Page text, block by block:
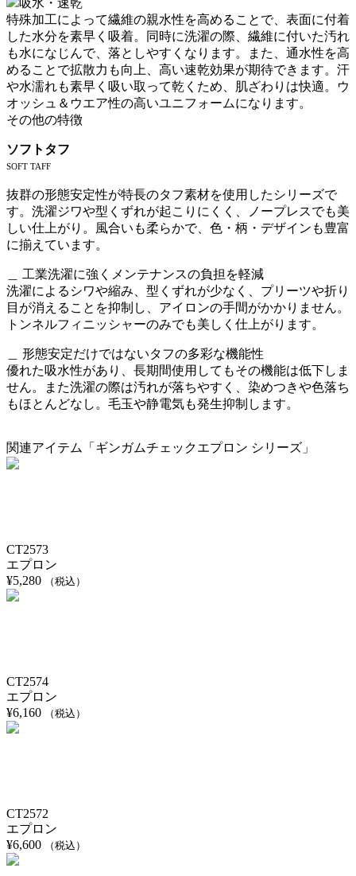
特殊加工によって繊維の親水性を高めることで、表面に付着
した水分を素早く吸着。同時に洗濯の際、繊維に付いた汚れ
も水になじんで、落としやすくなります。また、通水性を高
めることで拡散力も向上、高い速乾効果が期待できます。汗
や水濡れも素早く吸い取って乾くため、肌ざわりは快適。ウ
オッシュ＆ウエア性の高いユニフォームになります。
その他の特徴
ソフトタフ
SOFT TAFF
抜群の形態安定性が特長のタフ素材を使用したシリーズで
す。洗濯ジワや型くずれが起こりにくく、ノープレスでも美
しい仕上がり。風合いも柔らかで、色・柄・デザインも豊富
に揃えています。
＿ 工業洗濯に強くメンテナンスの負担を軽減
洗濯によるシワや縮み、型くずれが少なく、プリーツや折り
目が消えることを抑制し、アイロンの手間がかかりません。
トンネルフィニッシャーのみでも美しく仕上がります。
＿ 形態安定だけではないタフの多彩な機能性
優れた吸水性があり、長期間使用してもその機能は低下しま
せん。また洗濯の際は汚れが落ちやすく、染めつきや色落ち
もほとんどなし。毛玉や静電気も発生抑制します。
関連アイテム「ギンガムチェックエプロン シリーズ」
CT2573
エプロン
¥5,280 （税込）
CT2574
エプロン
¥6,160 （税込）
CT2572
エプロン
¥6,600 （税込）